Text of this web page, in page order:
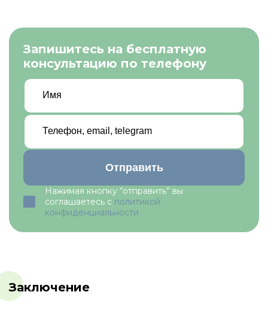
Запишитесь на бесплатную
консультацию по телефону
Отправить
Нажимая кнопку “отправить” вы
соглашаетесь с политикой
конфиденциальности
Заключение